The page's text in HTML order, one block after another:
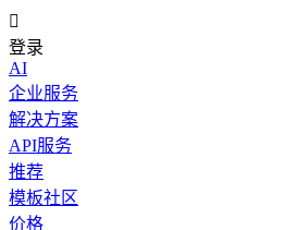

登录
AI
企业服务
解决方案
API服务
推荐
模板社区
价格